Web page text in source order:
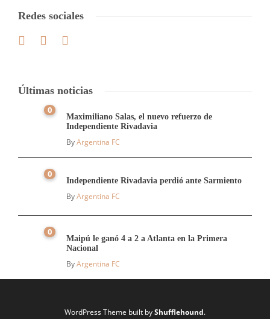
Redes sociales
Últimas noticias
0
Maximiliano Salas, el nuevo refuerzo de
Independiente Rivadavia
ByArgentina FC
0
Independiente Rivadavia perdió ante Sarmiento
ByArgentina FC
0
Maipú le ganó 4 a 2 a Atlanta en la Primera
Nacional
ByArgentina FC
WordPress Theme built byShufflehound.